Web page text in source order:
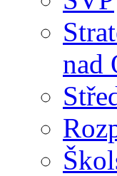
nad